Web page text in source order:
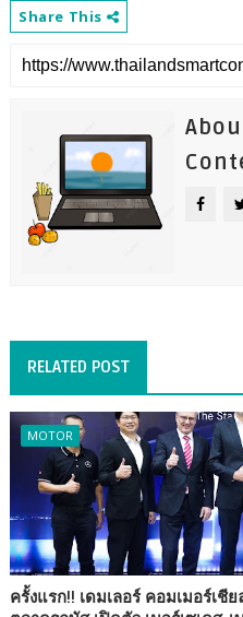
Share This
RELATED POST
MOTOR
ครั้งแรก!! เดมเลอร์ คอมเมอร์เชี